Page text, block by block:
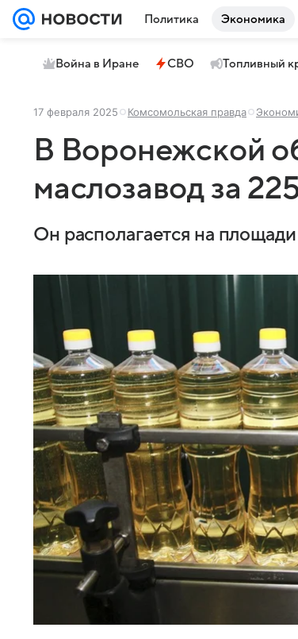
Политика Экономика
Война в Иране СВО Топливный
17 февраля 2025 Комсомольская правда
В Воронежской
маслозавод за
Он располагается на площади